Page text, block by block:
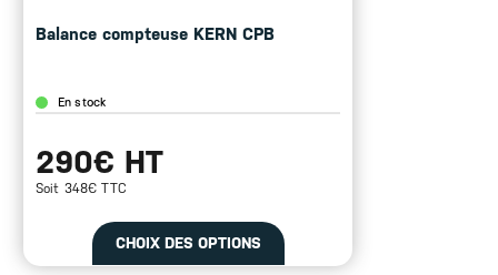
Balance compteuse KERN CPB
En stock
290€ HT
Soit 348€ TTC
CHOIX DES OPTIONS